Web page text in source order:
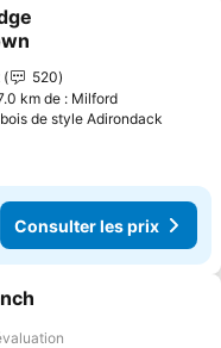
à mes favoris
520
km de : Milford
de style Adirondack
Consulter les prix
à mes favoris